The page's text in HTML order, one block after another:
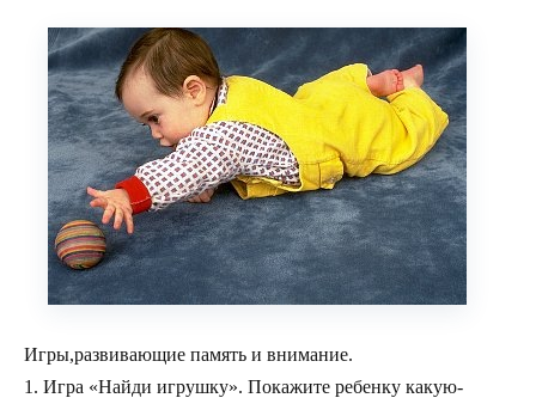
Игры,развивающие память и внимание.
1. Игра «Найди игрушку». Покажите ребенку какую-